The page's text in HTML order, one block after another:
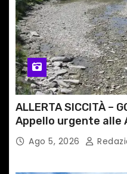
ALLERTA SICCITÀ –
Appello urgente
Ago 5, 2026